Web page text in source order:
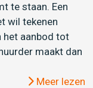
te staan. Een
wil tekenen
het aanbod tot
maakt dan
Meer lezen